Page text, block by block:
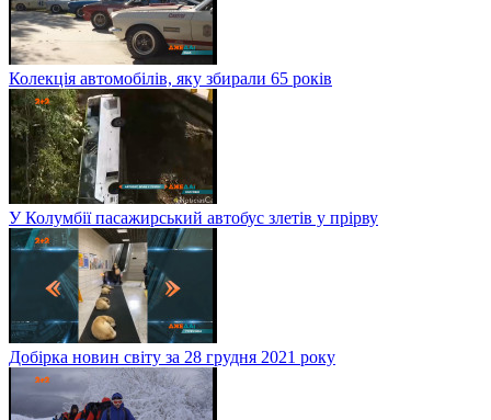
Колекція автомобілів, яку збирали 65 років
У Колумбії пасажирський автобус злетів у прірву
Добірка новин світу за 28 грудня 2021 року